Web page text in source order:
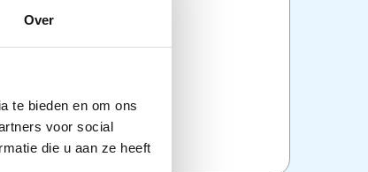
Over
te bieden en om ons
voor social
die u aan ze heeft